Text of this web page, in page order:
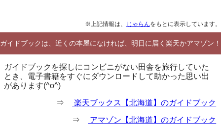
※上記情報は、 じゃらんをもとに表示しています。
ガイドブックは、近くの本屋になければ、明日に届く楽天かアマゾン！
ガイドブックを探しにコンビニがない田舎を旅行していた
とき、電子書籍をすぐにダウンロードして助かった思い出
があります(^o^)
⇒ 楽天ブックス【北海道】のガイドブック
⇒ アマゾン【北海道】のガイドブック